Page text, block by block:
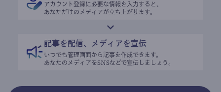
アカウント登録に必要な情報を入力すると、
あなただけのメディアが立ち上がります。
記事を配信、メディアを宣伝
いつでも管理画面から記事を作成できます。
あなたのメディアをSNSなどで宣伝しましょう。